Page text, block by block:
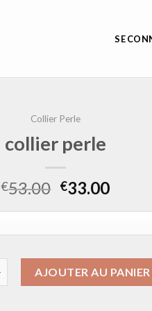
SE
Collier Perle
collier perle
€53.00 €33.00
AJOUTER AU PANIER